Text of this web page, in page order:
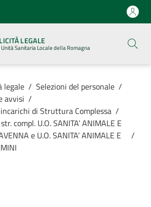
LEGALE
Sanitaria Locale della Romagna
legale / Selezioni del personale /
avvisi /
di Struttura Complessa /
compl. U.O. SANITA’ ANIMALE E
e U.O. SANITA’ ANIMALE E
/